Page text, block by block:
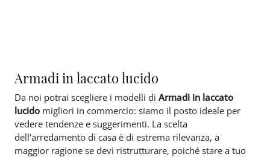
Armadi in laccato lucido
Da noi potrai scegliere i modelli di Armadi in laccato
lucido migliori in commercio: siamo il posto ideale per
vedere tendenze e suggerimenti. La scelta
dell'arredamento di casa è di estrema rilevanza, a
maggior ragione se devi ristrutturare, poiché stare a tuo